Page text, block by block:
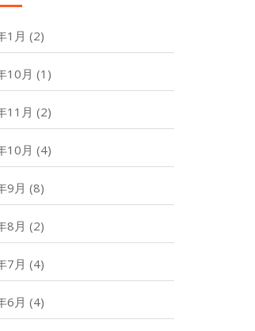
1月 (2)
10月 (1)
11月 (2)
10月 (4)
9月 (8)
8月 (2)
7月 (4)
6月 (4)